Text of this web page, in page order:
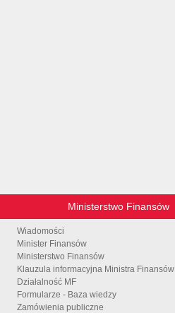
Ministerstwo Finansów
Wiadomości
Minister Finansów
Ministerstwo Finansów
Klauzula informacyjna Ministra Finansów
Działalność MF
Formularze - Baza wiedzy
Zamówienia publiczne